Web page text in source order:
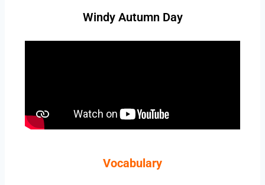
Windy Autumn Day
Vocabulary